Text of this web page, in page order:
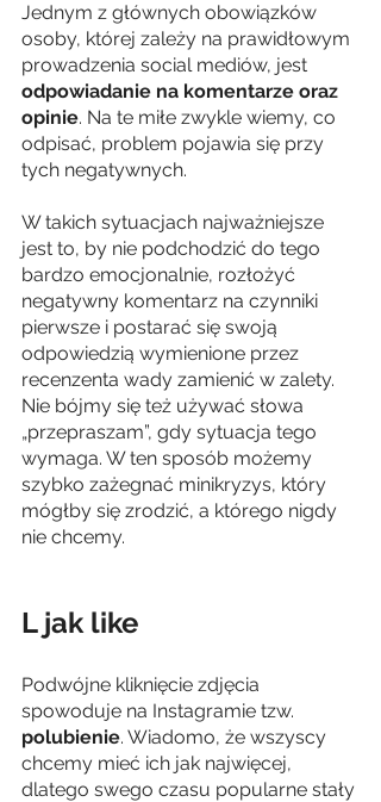
Jednym z głównych obowiązków
osoby, której zależy na prawidłowym
prowadzenia social mediów, jest
odpowiadanie na komentarze oraz
opinie. Na te miłe zwykle wiemy, co
odpisać, problem pojawia się przy
tych negatywnych.
W takich sytuacjach najważniejsze
jest to, by nie podchodzić do tego
bardzo emocjonalnie, rozłożyć
negatywny komentarz na czynniki
pierwsze i postarać się swoją
odpowiedzią wymienione przez
recenzenta wady zamienić w zalety.
Nie bójmy się też używać słowa
„przepraszam”, gdy sytuacja tego
wymaga. W ten sposób możemy
szybko zażegnać minikryzys, który
mógłby się zrodzić, a którego nigdy
nie chcemy.
L jak like
Podwójne kliknięcie zdjęcia
spowoduje na Instagramie tzw.
polubienie. Wiadomo, że wszyscy
chcemy mieć ich jak najwięcej,
dlatego swego czasu popularne stały